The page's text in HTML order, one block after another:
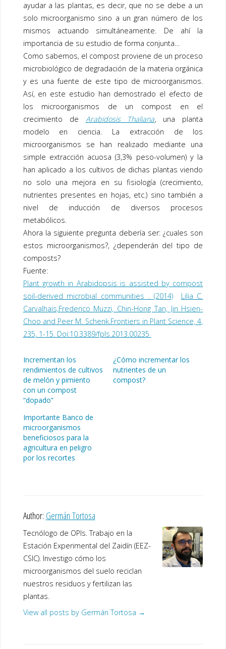
ayudar a las plantas, es decir, que no se debe a un
solo microorganismo sino a un gran número de los
mismos actuando simultáneamente. De ahí la
importancia de su estudio de forma conjunta…
Como sabemos, el compost proviene de un proceso
microbiológico de degradación de la materia orgánica
y es una fuente de este tipo de microorganismos.
Así, en este estudio han demostrado el efecto de
los microorganismos de un compost en el
crecimiento de Arabidosis Thaliana, una planta
modelo en ciencia. La extracción de los
microorganismos se han realizado mediante una
simple extracción acuosa (3,3% peso-volumen) y la
han aplicado a los cultivos de dichas plantas viendo
no solo una mejora en su fisiología (crecimiento,
nutrientes presentes en hojas, etc.) sino también a
nivel de inducción de diversos procesos
metabólicos.
Ahora la siguiente pregunta debería ser: ¿cuales son
estos microorganismos?, ¿dependerán del tipo de
composts?
Fuente:
Plant growth in Arabidopsis is assisted by compost
soil-derived microbial communities . (2014)
Lilia C.
Carvalhais,Frederico Muzzi, Chin-Hong Tan, Jin Hsien-
Choo and Peer M. Schenk.Frontiers in Plant Science, 4,
235, 1-15. Doi:10.3389/fpls.2013.00235
Incrementan los
rendimientos de cultivos
de melón y pimiento
con un compost
“dopado”
¿Cómo incrementar los
nutrientes de un
compost?
Importante Banco de
microorganismos
beneficiosos para la
agricultura en peligro
por los recortes
Author: Germán Tortosa
Tecnólogo de OPIs. Trabajo en la
Estación Experimental del Zaidín (EEZ-
CSIC). Investigo cómo los
microorganismos del suelo reciclan
nuestros residuos y fertilizan las
plantas.
View all posts by Germán Tortosa →